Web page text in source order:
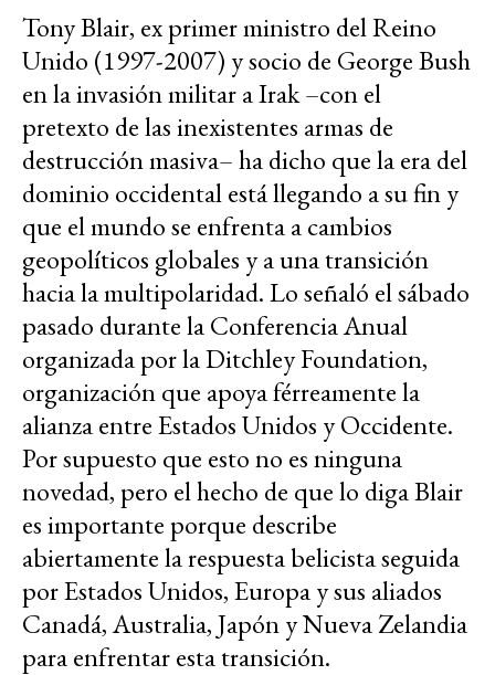
Tony Blair, ex primer ministro del Reino
Unido (1997-2007) y socio de George Bush
en la invasión militar a Irak –con el
pretexto de las inexistentes armas de
destrucción masiva– ha dicho que la era del
dominio occidental está llegando a su fin y
que el mundo se enfrenta a cambios
geopolíticos globales y a una transición
hacia la multipolaridad. Lo señaló el sábado
pasado durante la Conferencia Anual
organizada por la Ditchley Foundation,
organización que apoya férreamente la
alianza entre Estados Unidos y Occidente.
Por supuesto que esto no es ninguna
novedad, pero el hecho de que lo diga Blair
es importante porque describe
abiertamente la respuesta belicista seguida
por Estados Unidos, Europa y sus aliados
Canadá, Australia, Japón y Nueva Zelandia
para enfrentar esta transición.